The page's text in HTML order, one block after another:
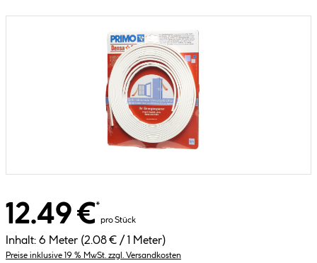
12.49 €*
pro Stück
Inhalt: 6 Meter (2.08 € / 1 Meter)
Preise inklusive 19 % MwSt. zzgl. Versandkosten